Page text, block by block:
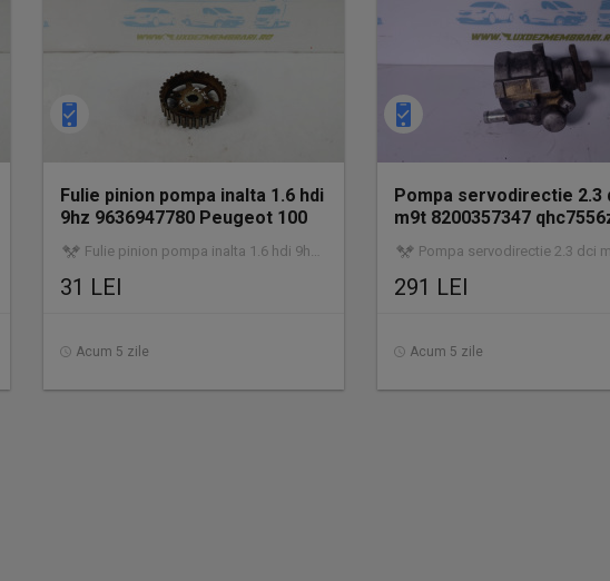
Fulie pinion pompa inalta 1.6 hdi
9hz 9636947780 Peugeot 100
Fulie pinion pompa inalta 1.6 hdi 9hz 9636947780 | utilizat | garanție
31 LEI
Acum 5 zile
Pompa servodirectie 2.3
m9t 8200357347
Nissan N
Pompa servodirectie 2.3 dci m9t 8200357347 qhc7556z |
291 LEI
Acum 5 zile